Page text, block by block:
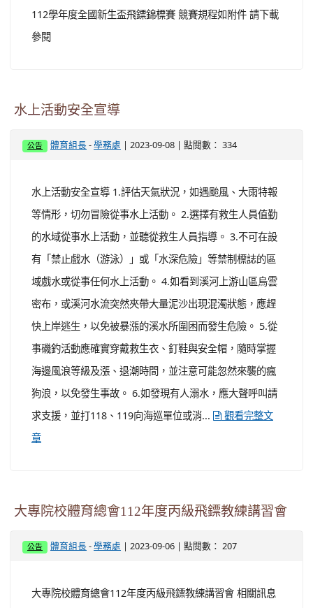
112學年度全國新生盃飛鏢錦標賽 競賽規程如附件 請下載
參閱
水上活動安全宣導
公告 體育組長 -學務處 | 2023-09-08 | 點閱數： 334
水上活動安全宣導 1.評估天氣狀況，如遇颱風、大雨特報
等情形，切勿冒險從事水上活動。 2.選擇有救生人員值勤
的水域從事水上活動，並聽從救生人員指導。 3.不可在設
有「禁止戲水（游泳）」或「水深危險」等禁制標誌的區
域戲水或從事任何水上活動。 4.如看到溪河上游山區烏雲
密布，或溪河水流突然夾帶大量泥沙出現混濁狀態，應趕
快上岸逃生，以免被暴漲的溪水所圍困而發生危險。 5.從
事磯釣活動應確實穿戴救生衣、釘鞋與安全帽，隨時掌握
海邊風浪等級及漲、退潮時間，並注意可能忽然來襲的瘋
狗浪，以免發生事故。 6.如發現有人溺水，應大聲呼叫請
求支援，並打118、119向海巡單位或消...
觀看完整文
章
大專院校體育總會112年度丙級飛鏢教練講習會
公告 體育組長 -學務處 | 2023-09-06 | 點閱數： 207
大專院校體育總會112年度丙級飛鏢教練講習會 相關訊息